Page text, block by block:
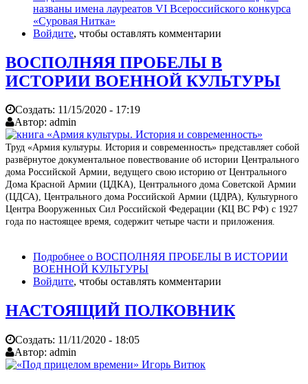
названы имена лауреатов VI Всероссийского конкурса
«Суровая Нитка»
Войдите, чтобы оставлять комментарии
ВОСПОЛНЯЯ ПРОБЕЛЫ В
ИСТОРИИ ВОЕННОЙ КУЛЬТУРЫ
Создать: 11/15/2020 - 17:19
Автор: admin
Труд «Армия культуры. История и современность» представляет собой
развёрнутое документальное повествование об истории Центрального
дома Российской Армии, ведущего свою историю от Центрального
Дома Красной Армии (ЦДКА), Центрального дома Советской Армии
(ЦДСА), Центрального дома Российской Армии (ЦДРА), Культурного
Центра Вооруженных Сил Российской Федерации (КЦ ВС РФ) с 1927
года по настоящее время, содержит четыре части и приложения.
Подробнее о ВОСПОЛНЯЯ ПРОБЕЛЫ В ИСТОРИИ
ВОЕННОЙ КУЛЬТУРЫ
Войдите, чтобы оставлять комментарии
НАСТОЯЩИЙ ПОЛКОВНИК
Создать: 11/11/2020 - 18:05
Автор: admin